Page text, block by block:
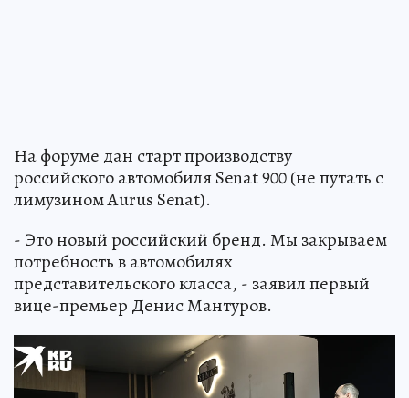
На форуме дан старт производству
российского автомобиля Senat 900 (не путать с
лимузином Aurus Senat).
- Это новый российский бренд. Мы закрываем
потребность в автомобилях
представительского класса, - заявил первый
вице-премьер Денис Мантуров.